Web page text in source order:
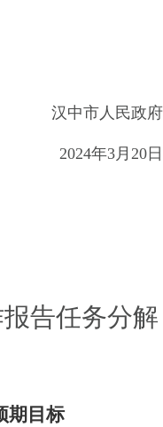
汉中市人民政府
2024年3月20日
告任务分解
期目标